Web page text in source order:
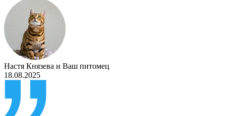
Настя Князева и Ваш питомец
18.08.2025